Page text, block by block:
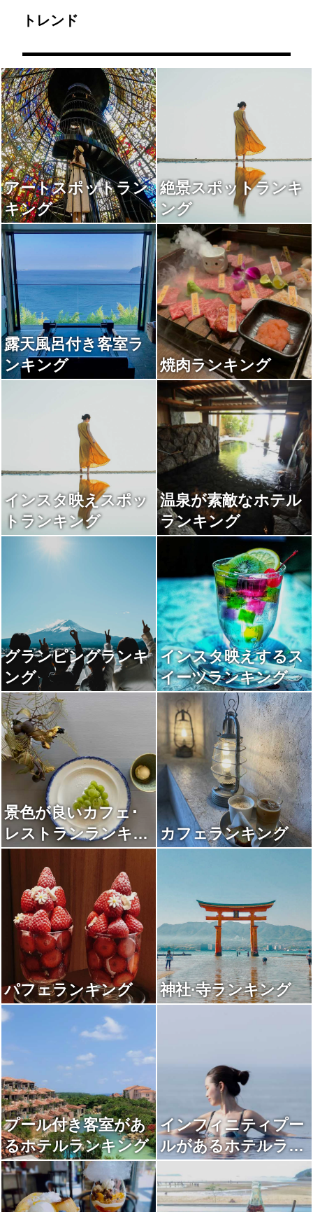
トレンド
アートスポットラン
キング
絶景スポットランキ
ング
露天風呂付き客室ラ
ンキング
焼肉ランキング
インスタ映えスポッ
トランキング
温泉が素敵なホテル
ランキング
グランピングランキ
ング
インスタ映えするス
イーツランキング
景色が良いカフェ･
レストランランキン
グ
カフェランキング
パフェランキング 神社·寺ランキング
プール付き客室があ
るホテルランキング
インフィニティプー
ルがあるホテルラン
キング